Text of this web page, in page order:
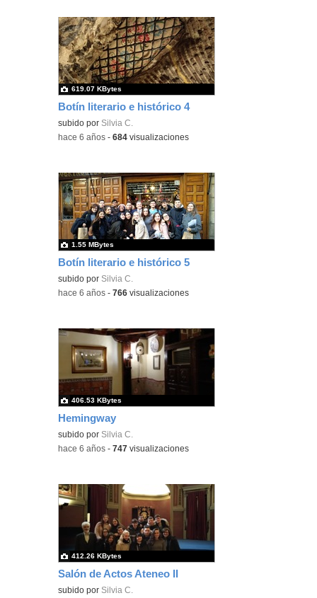
Botín literario e histórico 4
subido por Silvia C.
619.07 KBytes
-hace 6 años -684 visualizaciones
Botín literario e histórico 5
subido por Silvia C.
1.55 MBytes
-hace 6 años -766 visualizaciones
Hemingway
subido por Silvia C.
406.53 KBytes
-hace 6 años -747 visualizaciones
Salón de Actos Ateneo II
subido por Silvia C.
412.26 KBytes